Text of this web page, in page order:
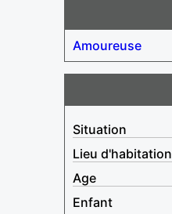
Amoureuse
Situation
Lieu d'habitation
Age
Enfant